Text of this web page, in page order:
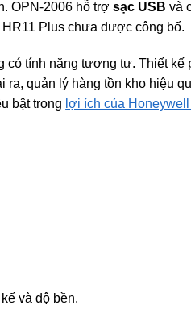
OPN-2006 hỗ trợsạc USB và
Plus chưa được công bố.
có tính năng tương tự. Thiết kế
quản lý hàng tồn kho hiệu
bật trong lợi ích của
và độ bền.